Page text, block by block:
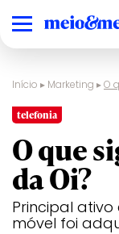
Início ▸ Marketing ▸O
telefonia
O que
da Oi?
Principal ativo
móvel foi